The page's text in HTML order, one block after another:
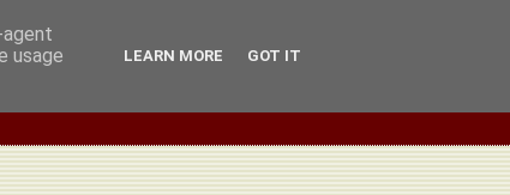
usage
LEARN MORE GOT IT